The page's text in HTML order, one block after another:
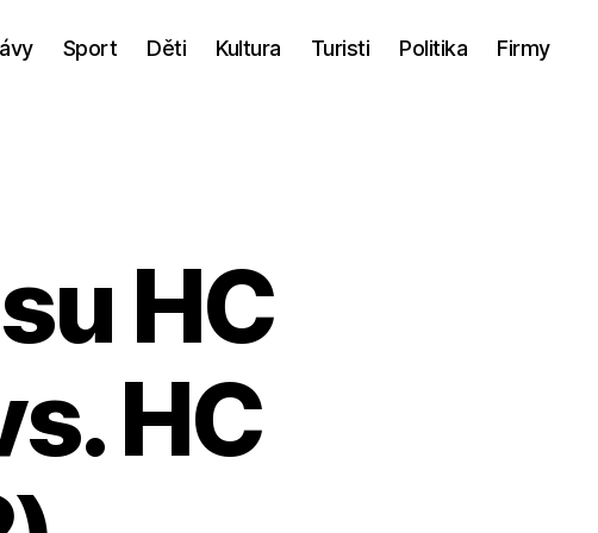
Sport Děti Kultura Turisti Politika Firmy
HC
HC